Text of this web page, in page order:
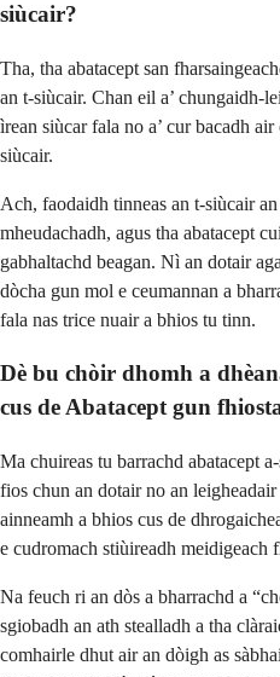
siùcair?
Tha, tha abatacept san
an t-siùcair. Chan eil a’ chungaidh-
ìrean siùcar fala no a’ cur bacadh
siùcair.
Ach, faodaidh tinneas an t-siùcair
mheudachadh, agus tha abatacept
gabhaltachd beagan. Nì an dotair
dòcha gun mol e ceumannan a
fala nas trice nuair a bhios tu tinn.
Dè bu chòir dhomh a
cus de Abatacept gun
Ma chuireas tu barrachd abatacept
fios chun an dotair no an
ainneamh a bhios cus de
e cudromach stiùireadh meidigeach
Na feuch ri an dòs a bharrachd a
sgiobadh an ath stealladh a tha
comhairle dhut air an dòigh as